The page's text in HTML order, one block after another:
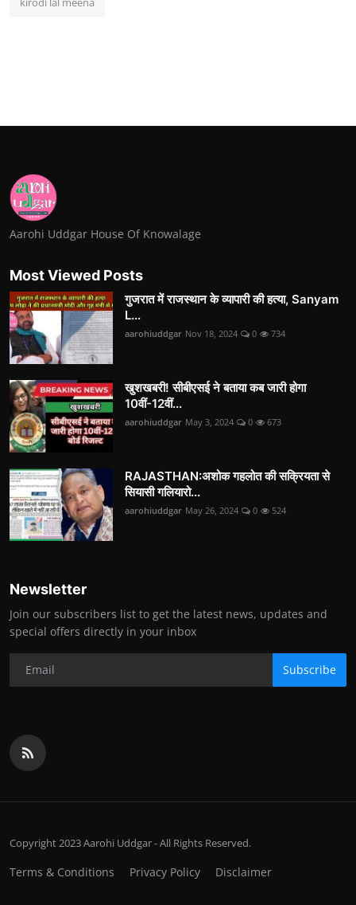
Aarohi Uddgar House Of Knowalage
Most Viewed Posts
गुजरात में राजस्थान के व्यापारी की हत्या, Sanyam
L...
aarohiuddgar Nov 18, 2024 0 734
खुशखबरी! सीबीएसई ने बताया कब जारी होगा
10वीं-12वीं...
aarohiuddgar May 3, 2024 0 673
RAJASTHAN:अशोक गहलोत की सक्रियता से
सियासी गलियारो...
aarohiuddgar May 26, 2024 0 524
Newsletter
Join our subscribers list to get the latest news, updates and
special offers directly in your inbox
Subscribe
Copyright 2023 Aarohi Uddgar - All Rights Reserved.
Terms & Conditions Privacy Policy Disclaimer